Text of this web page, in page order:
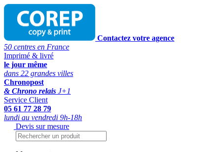
Contactez votre agence
50 centres en France
Imprimé & livré
le jour même
dans 22 grandes villes
Chronopost
& Chrono relais J+1
Service Client
05 61 77 28 79
lundi au vendredi 9h-18h
Devis sur mesure